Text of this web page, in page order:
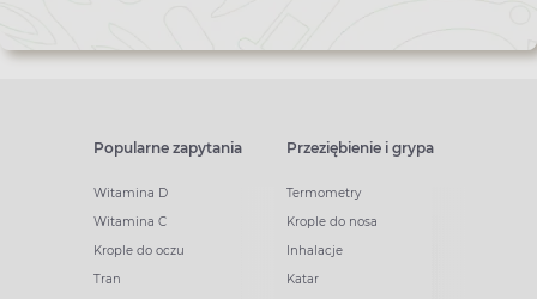
Popularne zapytania
Witamina D
Witamina C
Krople do oczu
Tran
Przeziębienie i grypa
Termometry
Krople do nosa
Inhalacje
Katar